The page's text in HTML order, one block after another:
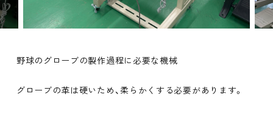
野球のグローブの製作過程に必要な機械
グローブの革は硬いため、柔らかくする必要があります。